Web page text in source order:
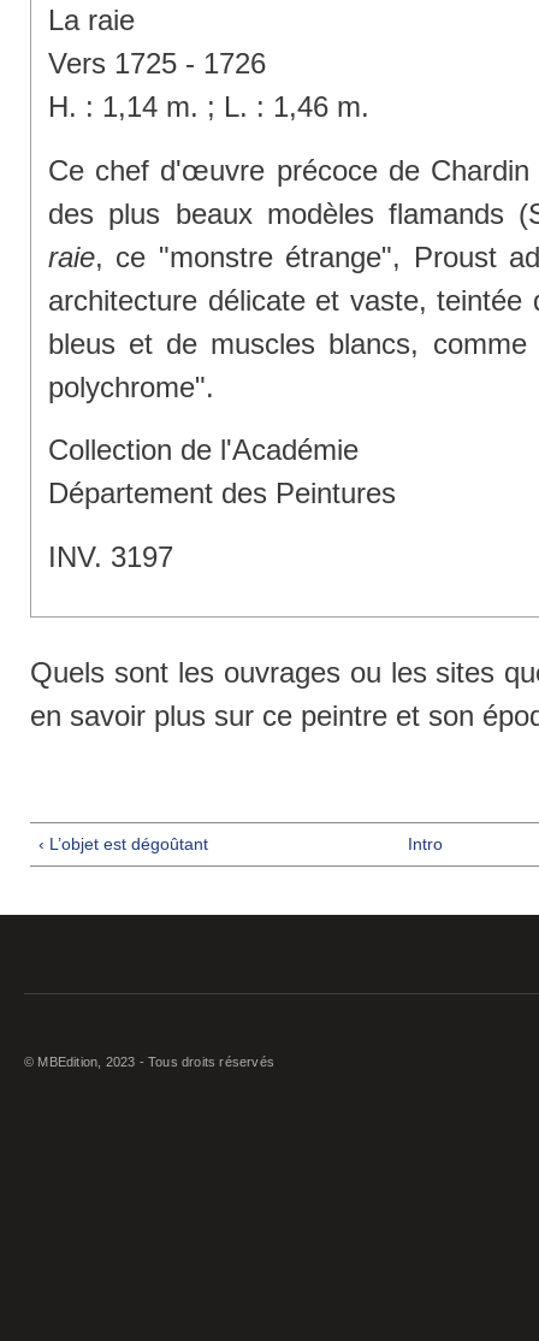
La raie
Vers 1725 - 1726
H. : 1,14 m. ; L. : 1,46 m.
Ce chef d'œuvre précoce de
des plus beaux modèles flamands
raie, ce "monstre étrange", Proust
architecture délicate et vaste, teintée
bleus et de muscles blancs,
polychrome".
Collection de l'Académie
Département des Peintures
INV. 3197
Quels sont les ouvrages ou les sites
en savoir plus sur ce peintre et son
‹ L’objet est dégoûtant Intro
© MBEdition, 2023 - Tous droits réservés